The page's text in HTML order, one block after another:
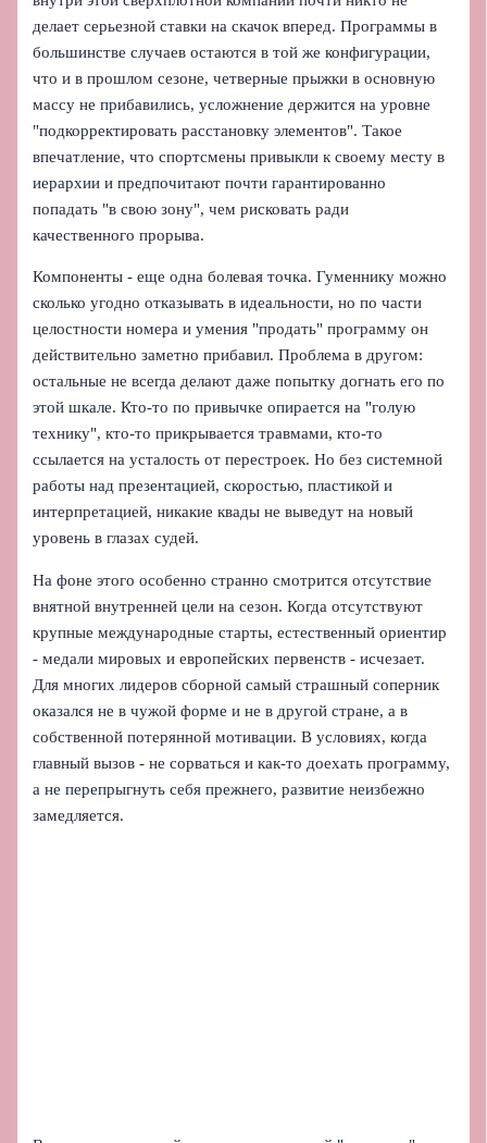
делает серьезной ставки на скачок вперед. Программы в
большинстве случаев остаются в той же конфигурации,
что и в прошлом сезоне, четверные прыжки в основную
массу не прибавились, усложнение держится на уровне
"подкорректировать расстановку элементов". Такое
впечатление, что спортсмены привыкли к своему месту в
иерархии и предпочитают почти гарантированно
попадать "в свою зону", чем рисковать ради
качественного прорыва.
Компоненты - еще одна болевая точка. Гуменнику можно
сколько угодно отказывать в идеальности, но по части
целостности номера и умения "продать" программу он
действительно заметно прибавил. Проблема в другом:
остальные не всегда делают даже попытку догнать его по
этой шкале. Кто-то по привычке опирается на "голую
технику", кто-то прикрывается травмами, кто-то
ссылается на усталость от перестроек. Но без системной
работы над презентацией, скоростью, пластикой и
интерпретацией, никакие квады не выведут на новый
уровень в глазах судей.
На фоне этого особенно странно смотрится отсутствие
внятной внутренней цели на сезон. Когда отсутствуют
крупные международные старты, естественный ориентир
- медали мировых и европейских первенств - исчезает.
Для многих лидеров сборной самый страшный соперник
оказался не в чужой форме и не в другой стране, а в
собственной потерянной мотивации. В условиях, когда
главный вызов - не сорваться и как-то доехать программу,
а не перепрыгнуть себя прежнего, развитие неизбежно
замедляется.